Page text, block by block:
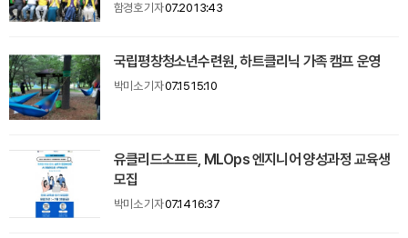
함경호 기자07.20 13:43
국립평창청소년수련원, 하트클리닉 가족 캠프 운영
박미소 기자07.15 15:10
유클리드소프트, MLOps 엔지니어 양성과정 교육생
모집
박미소 기자07.14 16:37